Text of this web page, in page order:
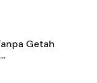
Getah